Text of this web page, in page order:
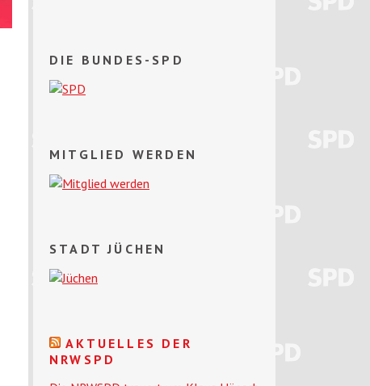
DIE BUNDES-SPD
MITGLIED WERDEN
STADT JÜCHEN
AKTUELLES DER
NRWSPD